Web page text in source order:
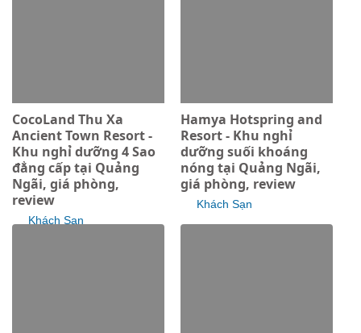
CocoLand Thu Xa
Ancient Town Resort -
Khu nghỉ dưỡng 4 Sao
đẳng cấp tại Quảng
Ngãi, giá phòng,
review
Khách Sạn
Hamya Hotspring and
Resort - Khu nghỉ
dưỡng suối khoáng
nóng tại Quảng Ngãi,
giá phòng, review
Khách Sạn